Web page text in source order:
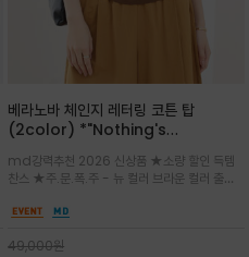
베라노바 체인지 레터링 코튼 탑
(2color) *"Nothing's
도 일어나지않는것/감각적인 레터링 프
린팅이 돋보이는 베라노바 티셔츠
md강력추천 2026 신상품 ★소량 할인 득템
찬스 ★주.문.폭.주 - 뉴 컬러 브라운 컬러 출시~
무드를 만들고 기본 베이스의 컬러감이라 출근시
럽고 유연한 코튼 소재로 편안
49,000원